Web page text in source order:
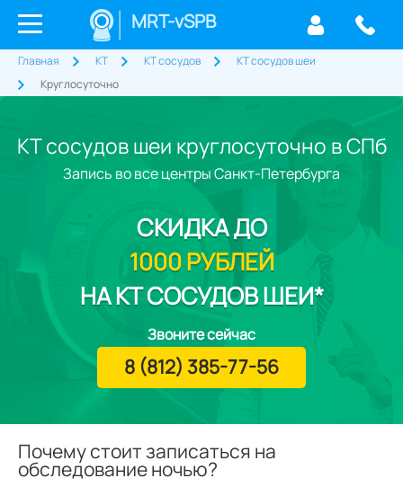
MRT-vSPB
Главная КТ КТ сосудов
КТ сосудов шеи
Круглосуточно
КТ сосудов шеи круглосуточно в СПб
Почему стоит записаться на
обследование ночью?
Запись во все центры Санкт-Петербурга
СКИДКАДО
1000 РУБЛЕЙ
НА КТ СОСУДОВ ШЕИ*
Звоните сейчас
8 (812) 385-77-56